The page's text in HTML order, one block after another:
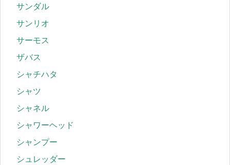
サンダル
サンリオ
サーモス
ザバス
シャチハタ
シャツ
シャネル
シャワーヘッド
シャンプー
シュレッダー